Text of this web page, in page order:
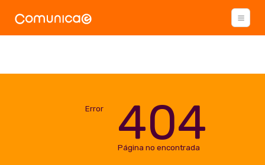
Error 404
Página no encontrada